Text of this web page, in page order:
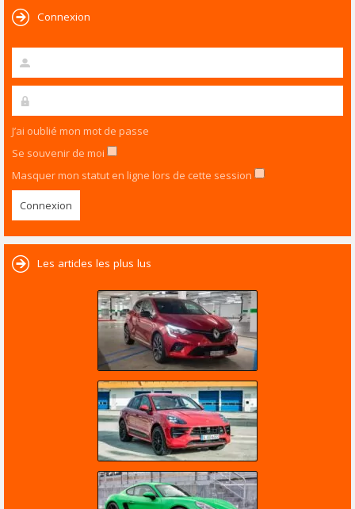
Connexion
J’ai oublié mon mot de passe
Se souvenir de moi
Masquer mon statut en ligne lors de cette session
Les articles les plus lus